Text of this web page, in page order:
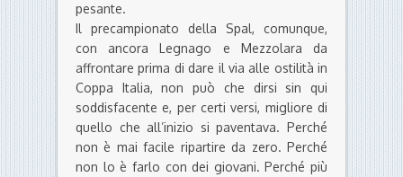
pesante.
Il precampionato della Spal, comunque,
con ancora Legnago e Mezzolara da
affrontare prima di dare il via alle ostilità in
Coppa Italia, non può che dirsi sin qui
soddisfacente e, per certi versi, migliore di
quello che all’inizio si paventava. Perché
non è mai facile ripartire da zero. Perché
non lo è farlo con dei giovani. Perché più